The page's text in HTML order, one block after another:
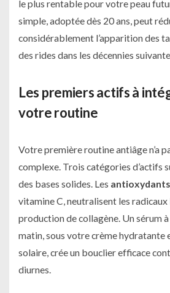
le plus rentable pour votre peau
simple, adoptée dès 20 ans, peut
considérablement l’apparition des
des rides dans les décennies
Les premiers actifs à
votre routine
Votre première routine antiâge n’a
complexe. Trois catégories d’actifs
des bases solides. Les antioxydants
vitamine C, neutralisent les
production de collagène. Un sérum
matin, sous votre crème
solaire, crée un bouclier efficace
diurnes.